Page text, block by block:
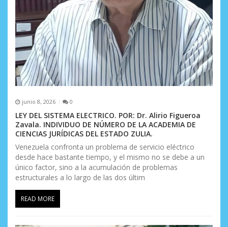
d
a
s
junio 8, 2026 0
LEY DEL SISTEMA ELECTRICO. POR: Dr. Alirio Figueroa
Zavala. INDIVIDUO DE NÚMERO DE LA ACADEMIA DE
CIENCIAS JURÍDICAS DEL ESTADO ZULIA.
Venezuela confronta un problema de servicio eléctrico
desde hace bastante tiempo, y el mismo no se debe a un
único factor, sino a la acumulación de problemas
estructurales a lo largo de las dos últim
READ MORE